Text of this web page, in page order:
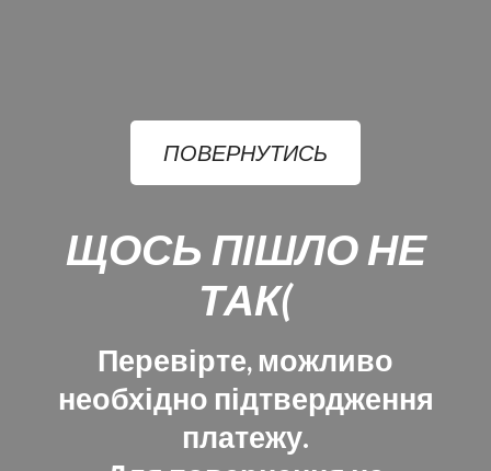
ПОВЕРНУТИСЬ
ЩОСЬ ПІШЛО НЕ
ТАК(
Перевірте, можливо
необхідно підтвердження
платежу.